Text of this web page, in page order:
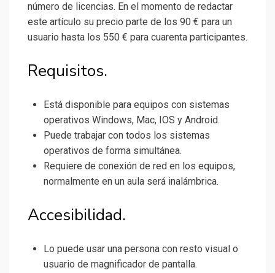
número de licencias. En el momento de redactar
este artículo su precio parte de los 90 € para un
usuario hasta los 550 € para cuarenta participantes.
Requisitos.
Está disponible para equipos con sistemas
operativos Windows, Mac, IOS y Android.
Puede trabajar con todos los sistemas
operativos de forma simultánea.
Requiere de conexión de red en los equipos,
normalmente en un aula será inalámbrica.
Accesibilidad.
Lo puede usar una persona con resto visual o
usuario de magnificador de pantalla.